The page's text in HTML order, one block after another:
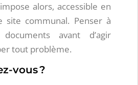
alors, accessible en
site communal. Penser à
avant d’agir
tout problème.
vous ?